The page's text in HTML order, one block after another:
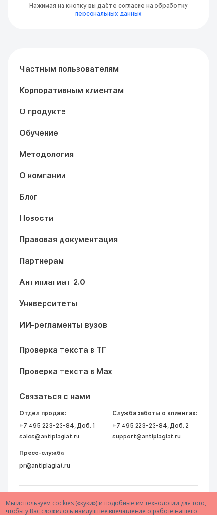
Мы используем cookies («куки») и подобные им технологии для того,
чтобы у Вас сложилось наилучшее впечатление о работе нашего
Нажимая на кнопку вы даёте согласие на обработку
персональных данных
Частным пользователям
Корпоративным клиентам
О продукте
Обучение
Методология
О компании
Блог
Новости
Правовая документация
Партнерам
Антиплагиат 2.0
Университеты
ИИ-регламенты вузов
Проверка текста в ТГ
Проверка текста в Max
Связаться с нами
Отдел продаж:
+7 495 223-23-84, Доб. 1
sales@antiplagiat.ru
Служба заботы о клиентах:
+7 495 223-23-84, Доб. 2
support@antiplagiat.ru
Пресс-служба
pr@antiplagiat.ru